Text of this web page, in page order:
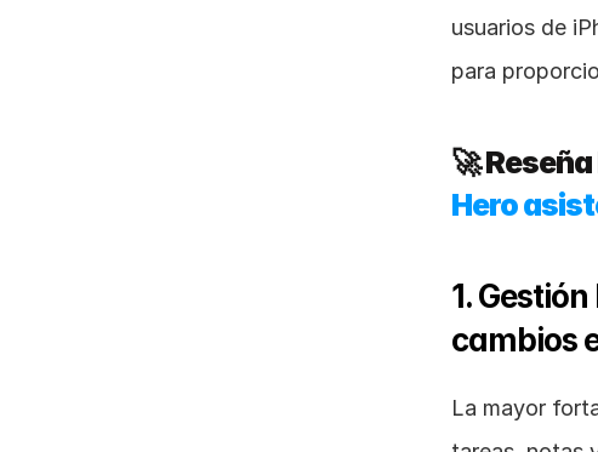
usuarios de
para
Hero
1.
cambios
La mayor